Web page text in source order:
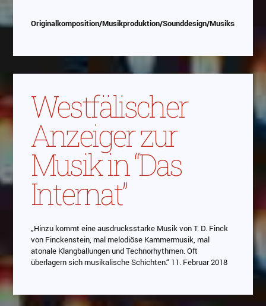
Originalkomposition/Musikproduktion/Sounddesign/
Westfälischer
Anzeiger zur
Musik in “Das
Internat”
„Hinzu kommt eine ausdrucksstarke Musik von T. D. Finck
von Finckenstein, mal melodiöse Kammermusik, mal
atonale Klangballungen und Technorhythmen. Oft
überlagern sich musikalische Schichten.“ 11. Februar 2018